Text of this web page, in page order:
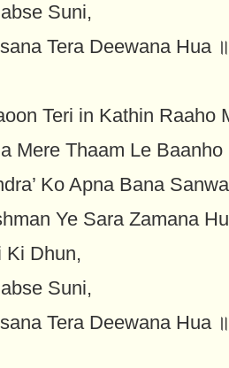
Suni,
Tera Deewana Hua ॥
Teri in Kathin Raaho
Mere Thaam Le Baanho
Ko Apna Bana
Ye Sara Zamana
Ki Dhun,
Suni,
Tera Deewana Hua ॥